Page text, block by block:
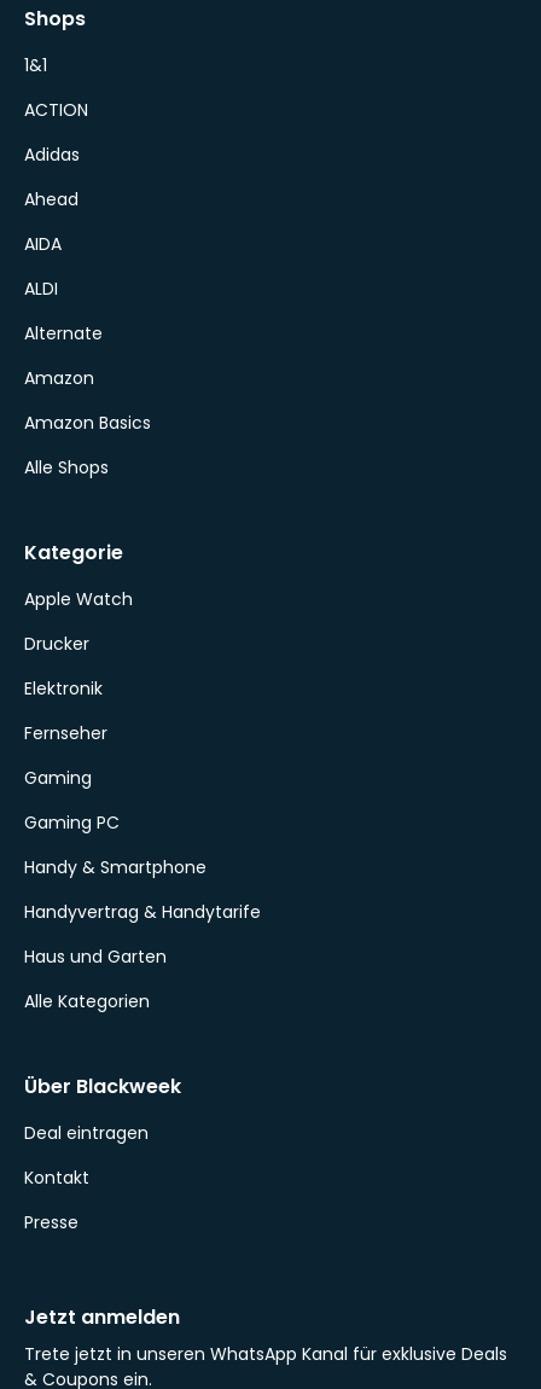
Shops
1&1
ACTION
Adidas
Ahead
AIDA
ALDI
Alternate
Amazon
Amazon Basics
Alle Shops
Kategorie
Apple Watch
Drucker
Elektronik
Fernseher
Gaming
Gaming PC
Handy & Smartphone
Handyvertrag & Handytarife
Haus und Garten
Alle Kategorien
Über Blackweek
Deal eintragen
Kontakt
Presse
Jetzt anmelden
Trete jetzt in unseren WhatsApp Kanal für exklusive Deals
& Coupons ein.